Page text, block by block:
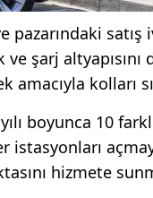
pazarındaki satış
ve şarj
amacıyla kolları
boyunca 10
istasyonları
hizmete